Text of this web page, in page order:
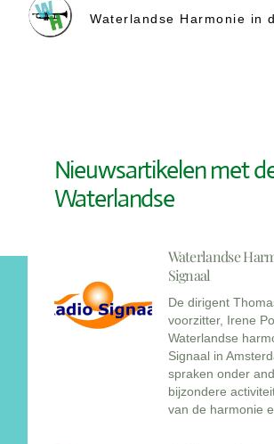
Waterlandse Harmonie in
Nieuwsartikelen met
Waterlandse
Waterlandse
Signaal
De dirigent
voorzitter, Irene
Waterlandse
Signaal in
spraken onder
bijzondere
van de harmonie